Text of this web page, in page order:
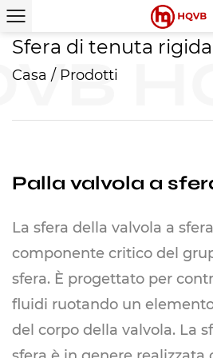
Sfera di tenuta
Casa / Prodotti
Palla valvola a
La sfera della valvola a
componente critico del
sfera. È progettato per
fluidi ruotando un
del corpo della valvola. La